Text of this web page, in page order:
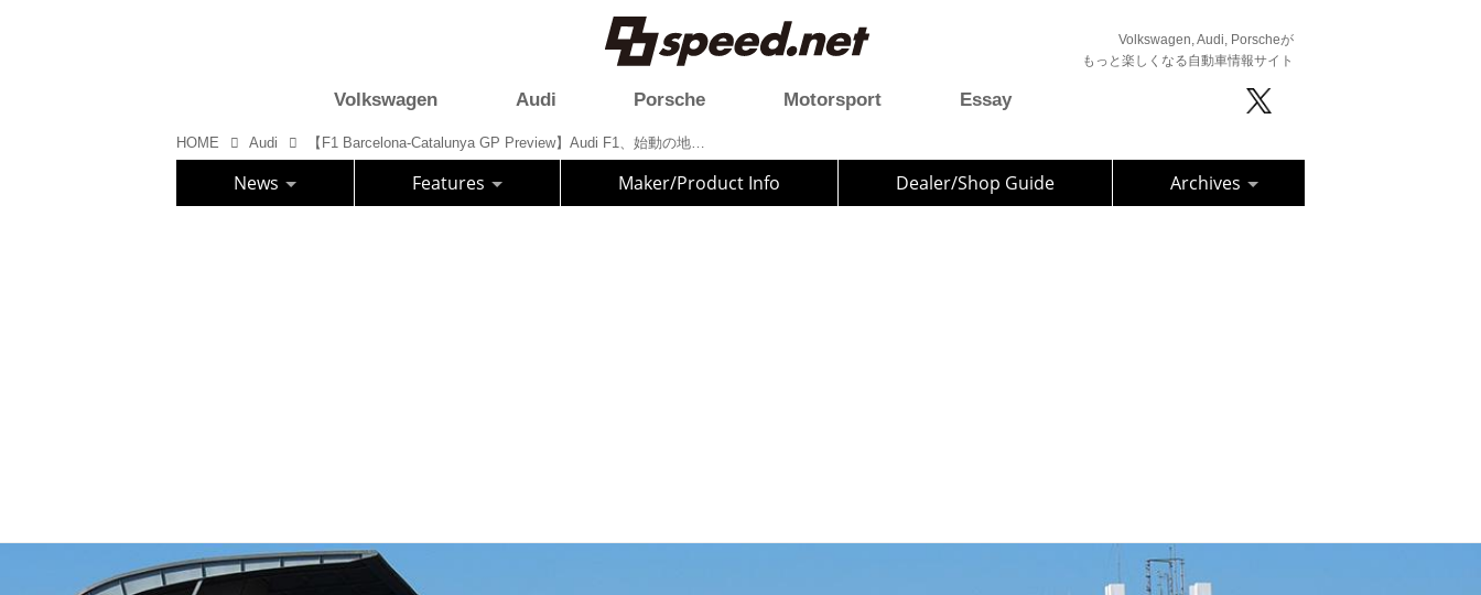
Volkswagen, Audi, Porscheが
もっと楽しくなる自動車情報サイト
Volkswagen Audi Porsche Motorsport Essay
HOME Audi 【F1 Barcelona-Catalunya GP Preview】Audi F1、始動の地バルセロナへ
News Features Maker/Product Info Dealer/Shop Guide Archives